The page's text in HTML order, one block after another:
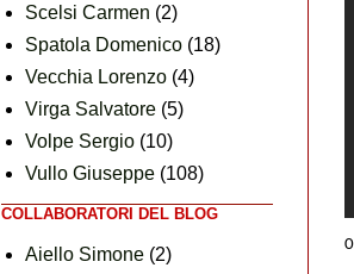
Scelsi Carmen (2)
Spatola Domenico (18)
Vecchia Lorenzo (4)
Virga Salvatore (5)
Volpe Sergio (10)
Vullo Giuseppe (108)
COLLABORATORI DEL BLOG
Aiello Simone (2)